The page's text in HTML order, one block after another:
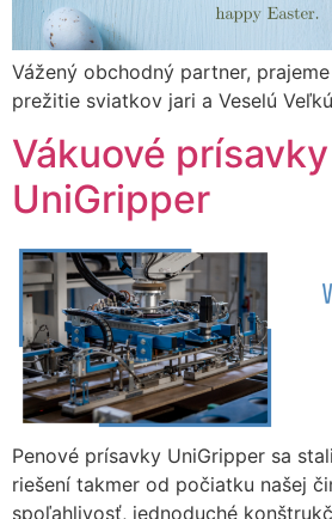
Vážený obchodný partner,
prežitie sviatkov jari a Veselú
Vákuové prísavky
UniGripper
Penové prísavky UniGripper sa
riešení takmer od počiatku našej
spoľahlivosť, jednoduché